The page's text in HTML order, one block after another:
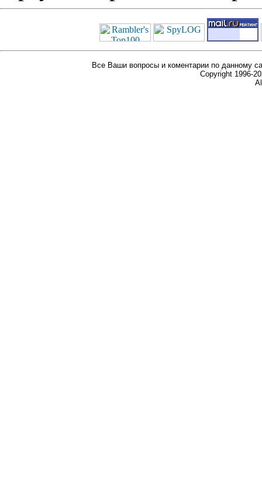
Все Ваши вопросы и коментарии по данному
Copyright 1996-